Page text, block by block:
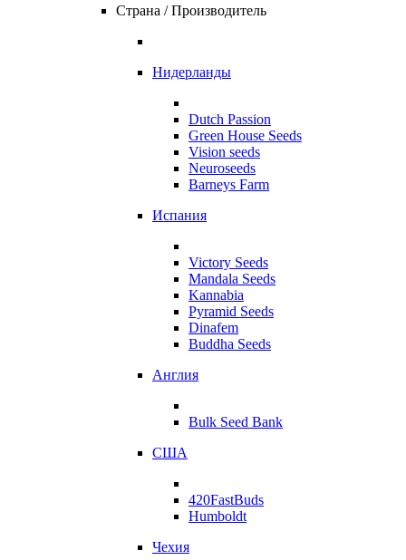
Страна / Производитель
Нидерланды
Dutch Passion
Green House Seeds
Vision seeds
Neuroseeds
Barneys Farm
Испания
Victory Seeds
Mandala Seeds
Kannabia
Pyramid Seeds
Dinafem
Buddha Seeds
Англия
Bulk Seed Bank
США
420FastBuds
Humboldt
Чехия